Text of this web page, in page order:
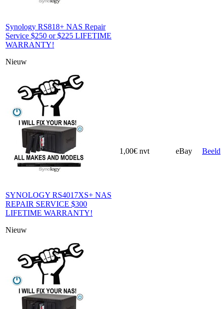
Synology RS818+ NAS Repair
Service $250 or $225 LIFETIME
WARRANTY!
Nieuw
SYNOLOGY RS4017XS+ NAS
REPAIR SERVICE $300
LIFETIME WARRANTY!
Nieuw
1,00€ nvt eBay Beeld